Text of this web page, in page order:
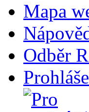
Mapa
Odběr